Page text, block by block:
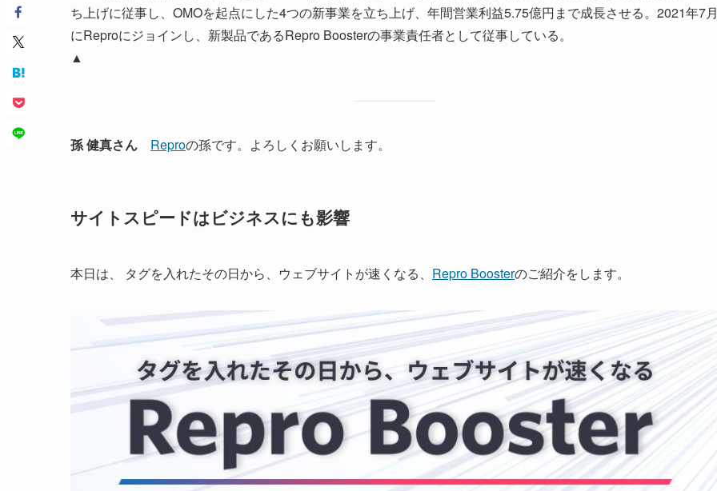
ち上げに従事し、OMOを起点にした4つの新事業を立ち上げ、年間営業利益5.75億円まで成長させる。2021年7
にReproにジョインし、新製品であるRepro Boosterの事業責任者として従事している。
▲
孫 健真さん Reproの孫です。よろしくお願いします。
サイトスピードはビジネスにも影響
本日は、 タグを入れたその日から、ウェブサイトが速くなる、 Repro Boosterのご紹介をします。